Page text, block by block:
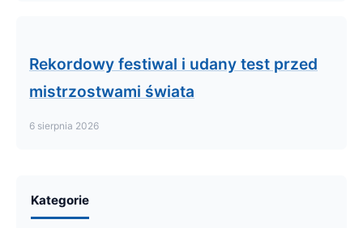
Rekordowy festiwal i udany test przed
mistrzostwami świata
6 sierpnia 2026
Kategorie